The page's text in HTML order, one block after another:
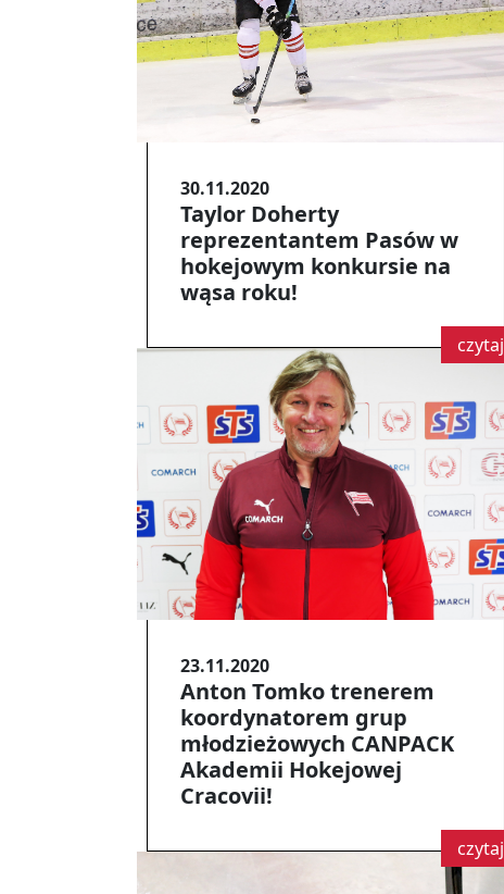
30.11.2020
Taylor Doherty
reprezentantem Pasów w
hokejowym konkursie na
wąsa roku!
czytaj
23.11.2020
Anton Tomko trenerem
koordynatorem grup
młodzieżowych CANPACK
Akademii Hokejowej
Cracovii!
czytaj